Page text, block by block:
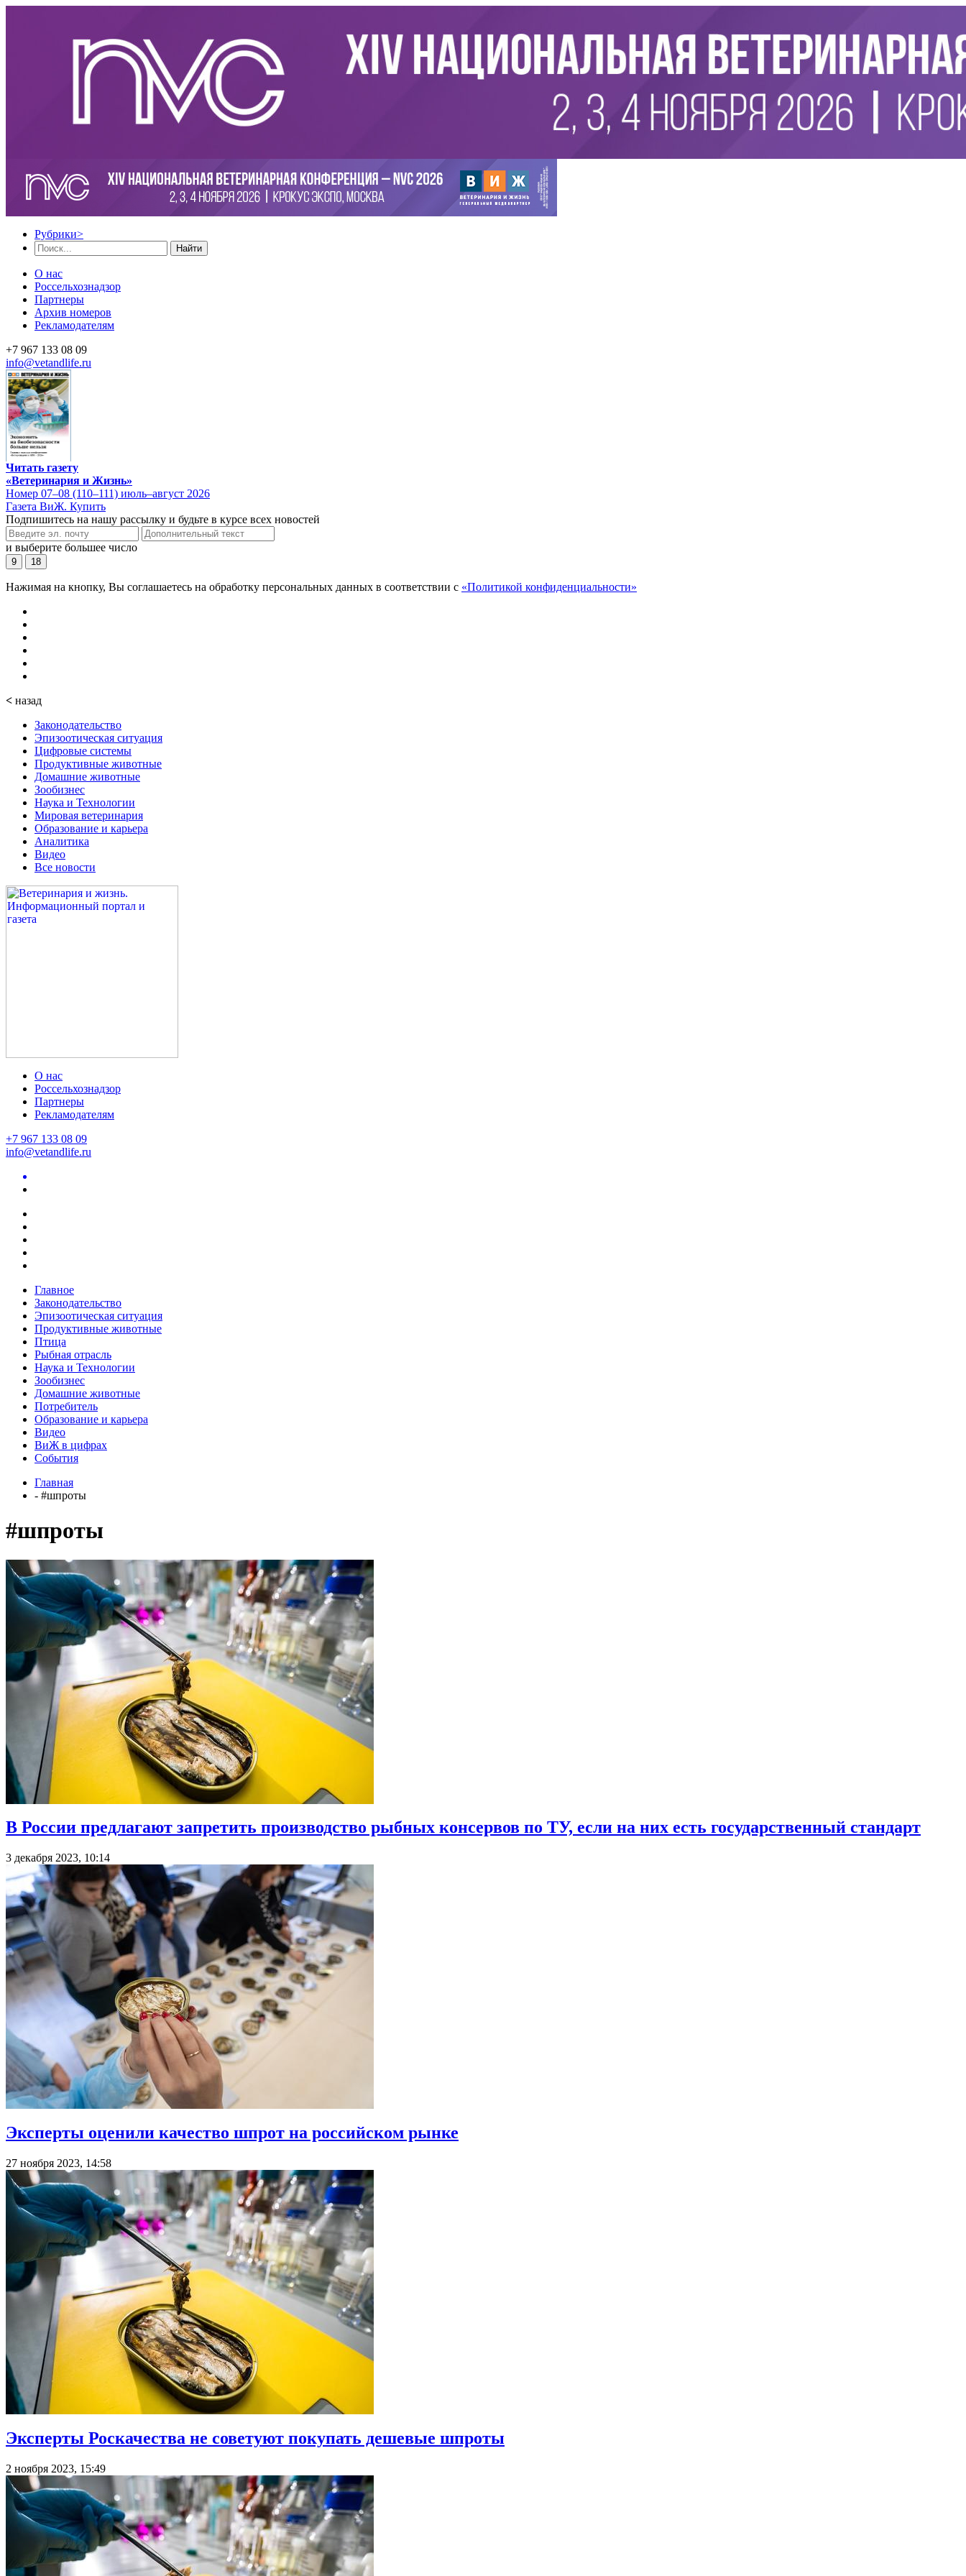
Рубрики>
Найти
О нас
Россельхознадзор
Партнеры
Архив номеров
Рекламодателям
+7 967 133 08 09
info@vetandlife.ru
Читать газету
«Ветеринария и Жизнь»
Номер 07–08 (110–111) июль–август 2026
Газета ВиЖ. Купить
Подпишитесь на нашу рассылку и будьте в курсе всех новостей
и выберите большее число
9 18
Нажимая на кнопку, Вы соглашаетесь на обработку персональных данных в соответствии с «Политикой конфиденциальности»
< назад
Законодательство
Эпизоотическая ситуация
Цифровые системы
Продуктивные животные
Домашние животные
Зообизнес
Наука и Технологии
Мировая ветеринария
Образование и карьера
Аналитика
Видео
Все новости
О нас
Россельхознадзор
Партнеры
Рекламодателям
+7 967 133 08 09
info@vetandlife.ru
Главное
Законодательство
Эпизоотическая ситуация
Продуктивные животные
Птица
Рыбная отрасль
Наука и Технологии
Зообизнес
Домашние животные
Потребитель
Образование и карьера
Видео
ВиЖ в цифрах
События
Главная
- #шпроты
#шпроты
В России предлагают запретить производство рыбных консервов по ТУ, если на них есть государственный стандарт
3 декабря 2023, 10:14
Эксперты оценили качество шпрот на российском рынке
27 ноября 2023, 14:58
Эксперты Роскачества не советуют покупать дешевые шпроты
2 ноября 2023, 15:49